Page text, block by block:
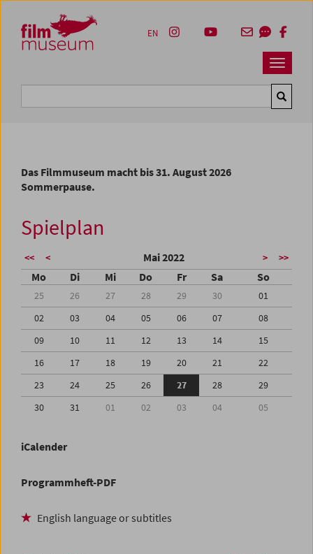
Zum Inhalt
Zum Hauptmenü
Zur Servicenavigation
Zum Suche
Navbar
EN
Das Filmmuseum macht bis 31. August 2026
Sommerpause.
Spielplan
<< < Mai 2022 > >>
Mo Di Mi Do Fr Sa So
25 26 27 28 29 30
01
02
03 04 05 06 07
08
09
10 11 12 13 14
15
16
17 18 19 20 21
22
23
24 25 26 27 28
29
30
31 01 02 03 04 05
iCalender
Programmheft-PDF
English language or subtitles